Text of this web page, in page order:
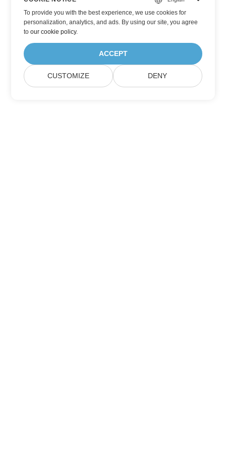
To provide you with the best experience, we use cookies for
personalization, analytics, and ads. By using our site, you agree
toour cookie policy.
ACCEPT
CUSTOMIZE DENY